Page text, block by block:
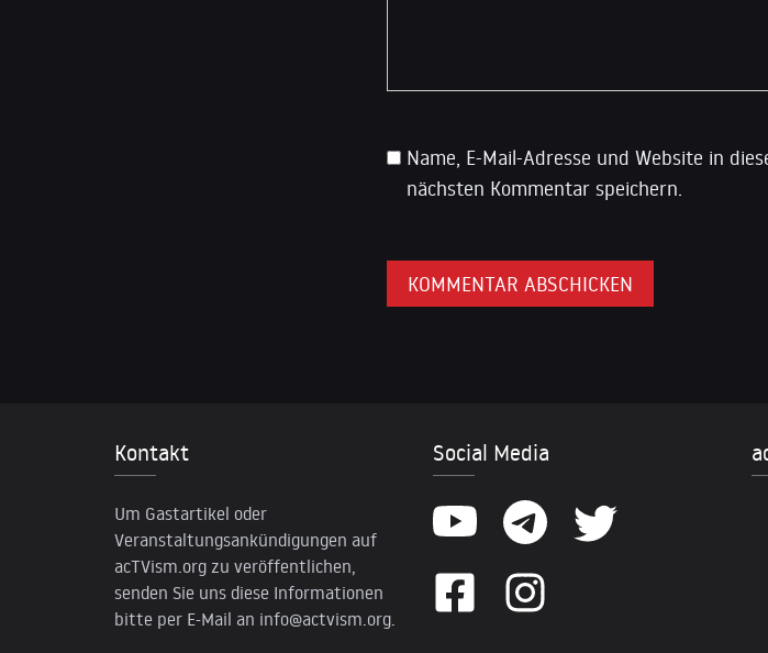
Name, E-Mail-Adresse und Website in
nächsten Kommentar speichern.
Kontakt
Um Gastartikel oder
Veranstaltungsankündigungen auf
acTVism.org zu veröffentlichen,
senden Sie uns diese Informationen
bitte per E-Mail an info@actvism.org.
Social Media